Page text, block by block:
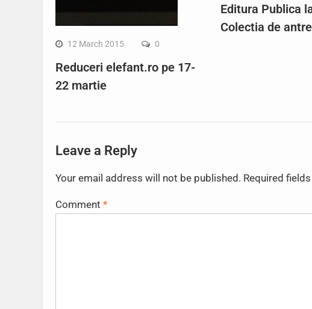
12 March 2015 0
Reduceri elefant.ro pe 17-
22 martie
Editura Publica
Colectia de
Leave a Reply
Your email address will not be published. Required
Comment *